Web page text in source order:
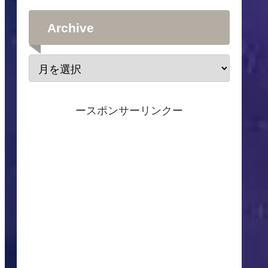
Archive
ースポンサーリンクー